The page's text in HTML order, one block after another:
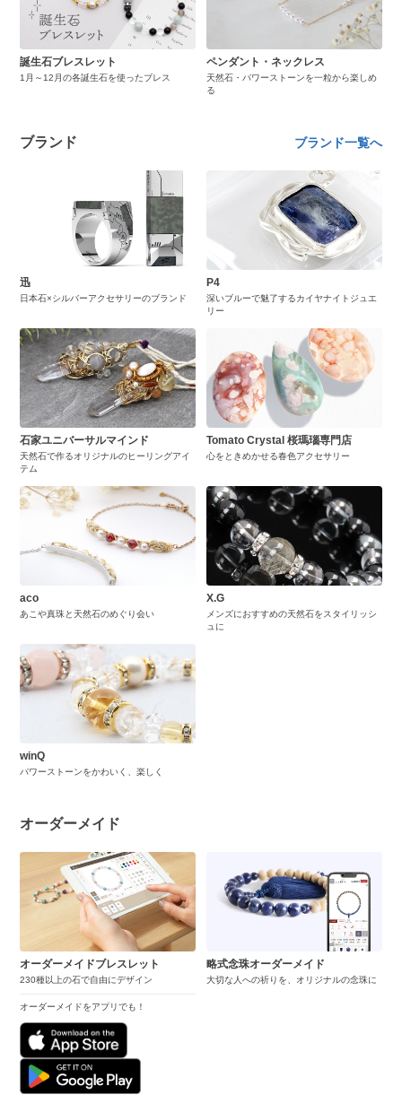
誕生石ブレスレット
1月～12月の各誕生石を使ったブレス
ペンダント・ネックレス
天然石・パワーストーンを一粒から楽しめ
る
ブランド ブランド一覧へ
迅
日本石×シルバーアクセサリーのブランド
P4
深いブルーで魅了するカイヤナイトジュエ
リー
石家ユニバーサルマインド
天然石で作るオリジナルのヒーリングアイ
テム
Tomato Crystal 桜瑪瑙専門店
心をときめかせる春色アクセサリー
aco
あこや真珠と天然石のめぐり会い
X.G
メンズにおすすめの天然石をスタイリッシ
ュに
winQ
パワーストーンをかわいく、楽しく
オーダーメイド
オーダーメイドブレスレット
230種以上の石で自由にデザイン
オーダーメイドをアプリでも！
略式念珠オーダーメイド
大切な人への祈りを、オリジナルの念珠に